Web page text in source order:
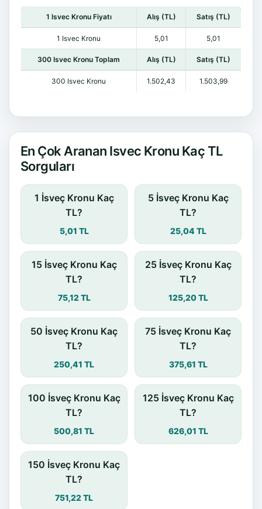
1 Isvec Kronu Fiyatı Alış (TL) Satış (TL)
1 Isvec Kronu 5,01 5,01
300 Isvec Kronu Toplam Alış (TL) Satış (TL)
300 Isvec Kronu 1.502,43 1.503,99
En Çok Aranan Isvec Kronu Kaç TL
Sorguları
1 İsveç Kronu Kaç
TL?
5,01 TL
5 İsveç Kronu Kaç
TL?
25,04 TL
15 İsveç Kronu Kaç
TL?
75,12 TL
25 İsveç Kronu Kaç
TL?
125,20 TL
50 İsveç Kronu Kaç
TL?
250,41 TL
75 İsveç Kronu Kaç
TL?
375,61 TL
100 İsveç Kronu Kaç
TL?
500,81 TL
125 İsveç Kronu Kaç
TL?
626,01 TL
150 İsveç Kronu Kaç
TL?
751,22 TL